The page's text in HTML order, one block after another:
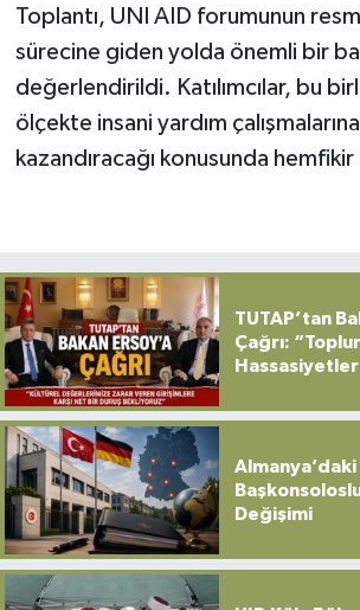
Toplantı, UNI AID forumunun
sürecine giden yolda önemli bir
değerlendirildi. Katılımcılar, bu
ölçekte insani yardım
kazandıracağı konusunda
TUTAP’tan
Çağrı:
Almanya’daki
Değişimi